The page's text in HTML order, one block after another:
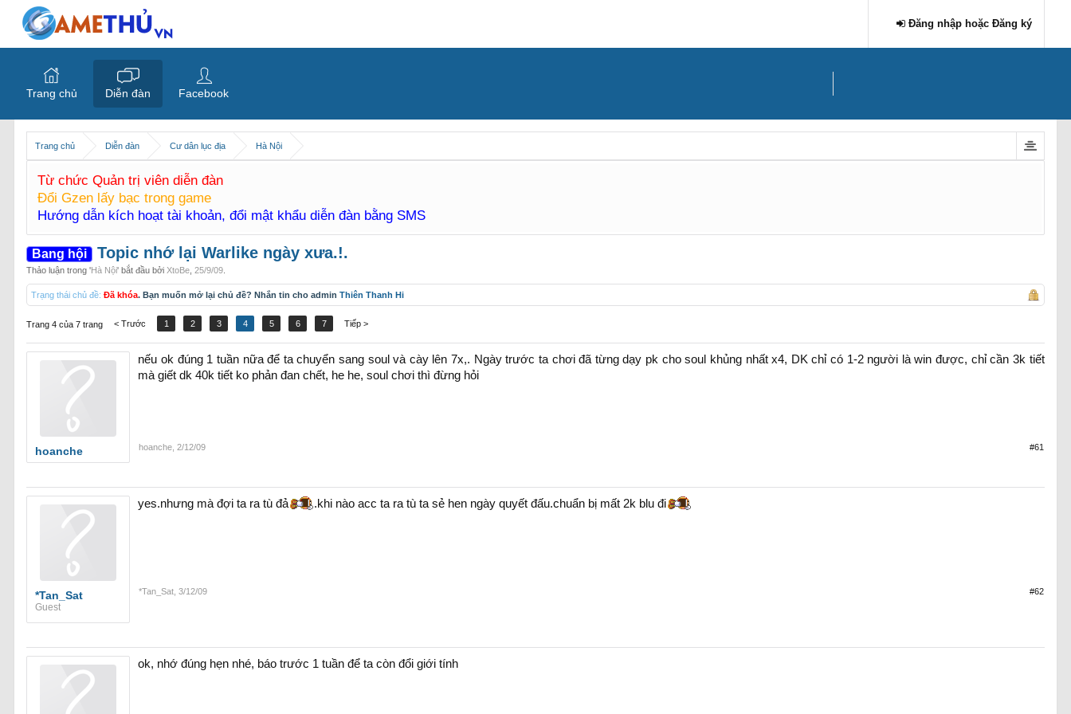
Trang chủ Diễn đàn Cư dân lục địa Hà Nội
Từ chức Quản trị viên diễn đàn
Đổi Gzen lấy bạc trong game
Hướng dẫn kích hoạt tài khoản, đổi mật khẩu diễn đàn bằng SMS
Bang hội Topic nhớ lại Warlike ngày xưa.!.
Thảo luận trong 'Hà Nội' bắt đầu bởi XtoBe ,25/9/09
Trạng thái chủ đề: Đã khóa. Bạn muốn mở lại chủ đề? Nhắn tin cho adminThiên Thanh Hi
Trang 4 của 7 trang < Trước 1 2 3 4 5 6 7 Tiếp >
hoanche
nếu ok đúng 1 tuần nữa để ta chuyển sang soul và cày lên 7x,. Ngày trước ta chơi đã từng dạy pk cho soul khủng nhất x4, DK chỉ có 1-2 người là win được, chỉ cần 3k tiết
mà giết dk 40k tiết ko phản đan chết, he he, soul chơi thì đừng hỏi
hoanche 2/12/09 #61
*Tan_Sat
Guest
yes.nhưng mà đợi ta ra tù đả .khi nào acc ta ra tù ta sẻ hen ngày quyết đấu.chuẩn bị mất 2k blu đi
*Tan_Sat 3/12/09 #62
ok, nhớ đúng hẹn nhé, báo trước 1 tuần để ta còn đổi giới tính
Đăng nhập hoặc Đăng ký
Trang chủ Diễn đàn Facebook